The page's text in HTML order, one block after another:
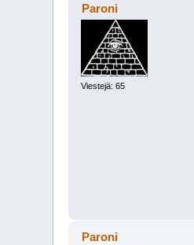
Paroni
Viestejä: 65
Paroni